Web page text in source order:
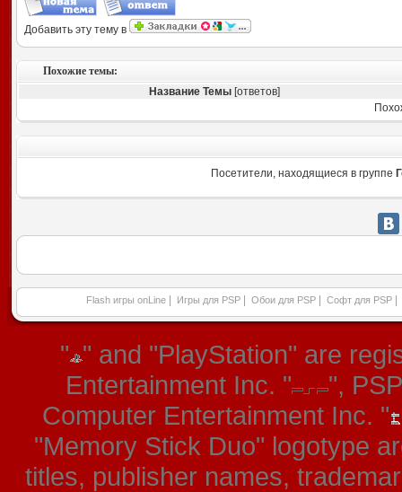
Добавить эту тему в
Похожие темы:
Название Темы[ответов]
Посетители, находящиеся в группе
Flash игры onLine Игры для PSP Обои для PSP Софт для PSP
" " and "PlayStation" are
Entertainment Inc. "
",
Computer Entertainment Inc. "
"Memory Stick Duo" logotype
titles, publisher names,